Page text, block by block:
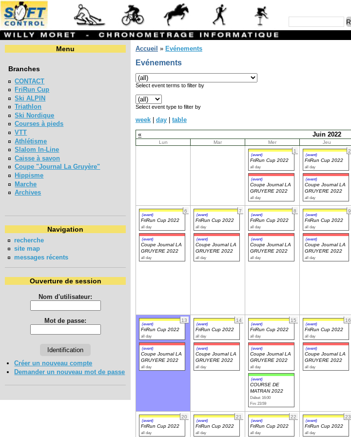
Menu
Branches
CONTACT
FriRun Cup
Ski ALPIN
Triathlon
Ski Nordique
Courses à pieds
VTT
Athlétisme
Slalom In-Line
Caisse à savon
Coupe "Journal La Gruyère"
Hippisme
Marche
Archives
Navigation
recherche
site map
messages récents
Ouverture de session
Nom d'utilisateur:
Mot de passe:
Créer un nouveau compte
Demander un nouveau mot de passe
Accueil » Evénements
Evénements
Select event terms to filter by
Select event type to filter by
week day
table
«
Juin 2022
Lun Mar Mer Jeu
1
(event)
FriRun Cup 2022
all day
(event)
Coupe Journal LA
GRUYERE 2022
all day
2
(event)
FriRun Cup 2022
all day
(event)
Coupe Journal LA
GRUYERE 2022
all day
6
(event)
FriRun Cup 2022
all day
(event)
Coupe Journal LA
GRUYERE 2022
all day
7
(event)
FriRun Cup 2022
all day
(event)
Coupe Journal LA
GRUYERE 2022
all day
8
(event)
FriRun Cup 2022
all day
(event)
Coupe Journal LA
GRUYERE 2022
all day
9
(event)
FriRun Cup 2022
all day
(event)
Coupe Journal LA
GRUYERE 2022
all day
13
(event)
FriRun Cup 2022
all day
(event)
Coupe Journal LA
GRUYERE 2022
all day
14
(event)
FriRun Cup 2022
all day
(event)
Coupe Journal LA
GRUYERE 2022
all day
15
(event)
FriRun Cup 2022
all day
(event)
Coupe Journal LA
GRUYERE 2022
all day
(event)
COURSE DE
MATRAN 2022
Début: 16:00
Fin: 23:59
16
(event)
FriRun Cup 2022
all day
(event)
Coupe Journal LA
GRUYERE 2022
all day
20
(event)
FriRun Cup 2022
all day
21
(event)
FriRun Cup 2022
all day
22
(event)
FriRun Cup 2022
all day
23
(event)
FriRun Cup 2022
all day